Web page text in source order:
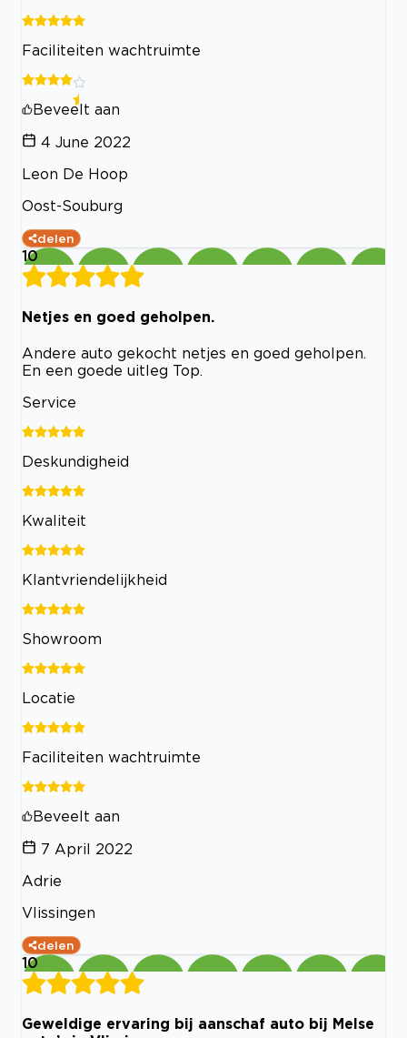
Faciliteiten wachtruimte
Beveelt aan
4 June 2022
Leon De Hoop
Oost-Souburg
delen
10
Netjes en goed geholpen.
Andere auto gekocht netjes en goed geholpen.
En een goede uitleg Top.
Service
Deskundigheid
Kwaliteit
Klantvriendelijkheid
Showroom
Locatie
Faciliteiten wachtruimte
Beveelt aan
7 April 2022
Adrie
Vlissingen
delen
10
Geweldige ervaring bij aanschaf auto bij Melse